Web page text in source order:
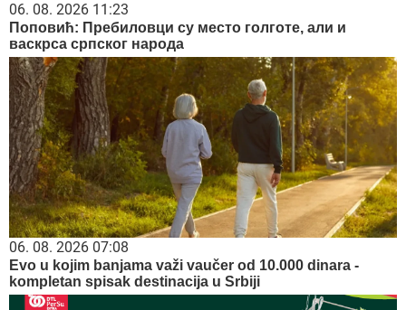
06. 08. 2026 11:23
Поповић: Пребиловци су место голготе, али и
васкрса српског народа
06. 08. 2026 07:08
Evo u kojim banjama važi vaučer od 10.000 dinara -
kompletan spisak destinacija u Srbiji